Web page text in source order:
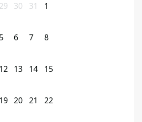
29 30 31 1
5 6 7 8
12 13 14 15
19 20 21 22